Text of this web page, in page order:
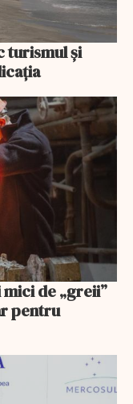
turismul și
de „greii”
pentru